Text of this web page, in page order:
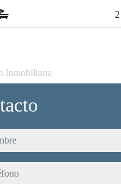
2
Inmobiliaria